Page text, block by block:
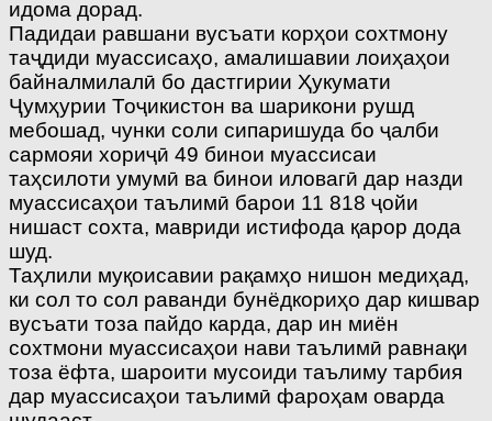
идома дорад.
Падидаи равшани вусъати корҳои сохтмону
таҷдиди муассисаҳо, амалишавии лоиҳаҳои
байналмилалӣ бо дастгирии Ҳукумати
Ҷумҳурии Тоҷикистон ва шарикони рушд
мебошад, чунки соли сипаришуда бо ҷалби
сармояи хориҷӣ 49 бинои муассисаи
таҳсилоти умумӣ ва бинои иловагӣ дар назди
муассисаҳои таълимӣ барои 11 818 ҷойи
нишаст сохта, мавриди истифода қарор дода
шуд.
Таҳлили муқоисавии рақамҳо нишон медиҳад,
ки сол то сол раванди бунёдкориҳо дар кишвар
вусъати тоза пайдо карда, дар ин миён
сохтмони муассисаҳои нави таълимӣ равнақи
тоза ёфта, шароити мусоиди таълиму тарбия
дар муассисаҳои таълимӣ фароҳам оварда